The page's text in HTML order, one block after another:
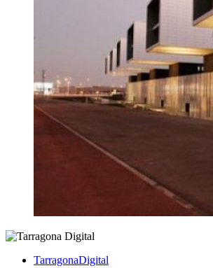
TarragonaDigital